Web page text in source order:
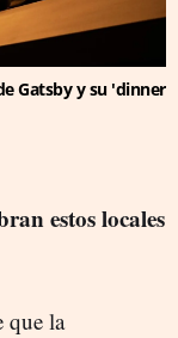
Gatsby y su 'dinner
estos locales
que la